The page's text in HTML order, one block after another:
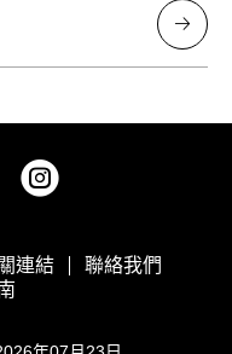
instagram
連結
聯絡我們